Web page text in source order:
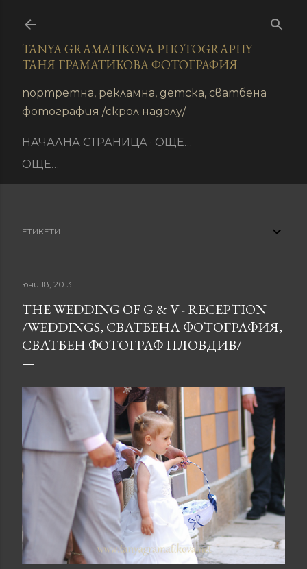
TANYA GRAMATIKOVA PHOTOGRAPHY
ТАНЯ ГРАМАТИКОВА ФОТОГРАФИЯ
портретна, рекламна, детска, сватбена
фотография /скрол надолу/
НАЧАЛНА СТРАНИЦА
ОЩЕ…
ОЩЕ…
ЕТИКЕТИ
юни 18, 2013
THE WEDDING OF G & V - RECEPTION
/WEDDINGS, СВАТБЕНА ФОТОГРАФИЯ,
СВАТБЕН ФОТОГРАФ ПЛОВДИВ/